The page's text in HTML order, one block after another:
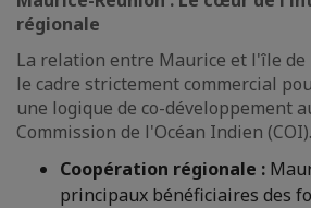
régionale
La relation entre Maurice et l'île de
le cadre strictement commercial
une logique de co-développement
Commission de l'Océan Indien (COI).
Coopération régionale :
principaux bénéficiaires des